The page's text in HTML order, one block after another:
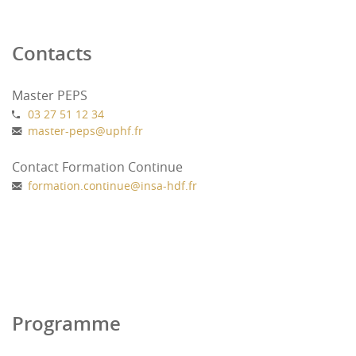
Contacts
Master PEPS
03 27 51 12 34
master-peps@uphf.fr
Contact Formation Continue
formation.continue@insa-hdf.fr
Programme